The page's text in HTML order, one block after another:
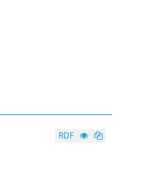
RDF